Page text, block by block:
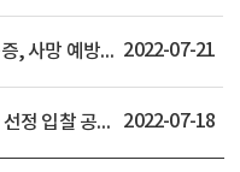
코로나19 재유행대비 고위험군의 중증, 사망 예방을 위해 50세 이상, 18세 이상 기저질환자 및 면역저하자 4차접종 확대 추진 안내 2022-07-21
2022년 인천음식문화박람회 대행사 선정 입찰 공고문 안내 2022-07-18